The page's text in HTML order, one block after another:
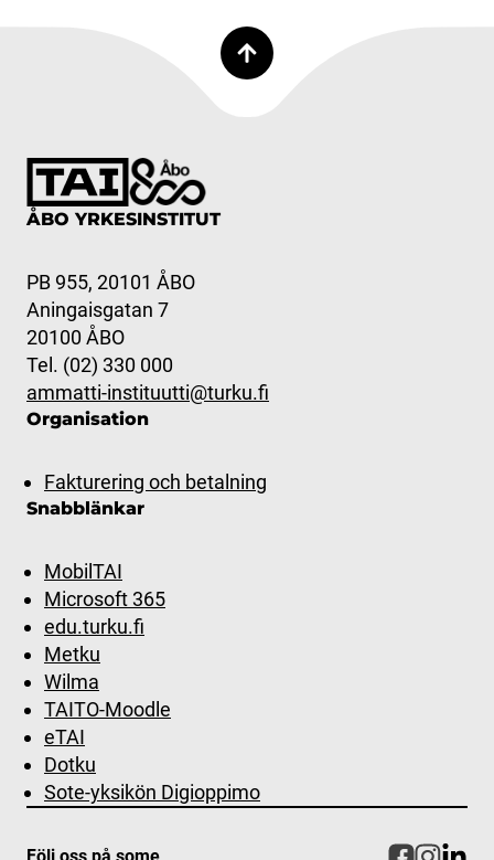
ÅBO YRKESINSTITUT
PB 955, 20101 ÅBO
Aningaisgatan 7
20100 ÅBO
Tel. (02) 330 000
ammatti-instituutti@turku.fi
Organisation
Fakturering och betalning
Snabblänkar
MobilTAI
Microsoft 365
edu.turku.fi
Metku
Wilma
TAITO-Moodle
eTAI
Dotku
Sote-yksikön Digioppimo